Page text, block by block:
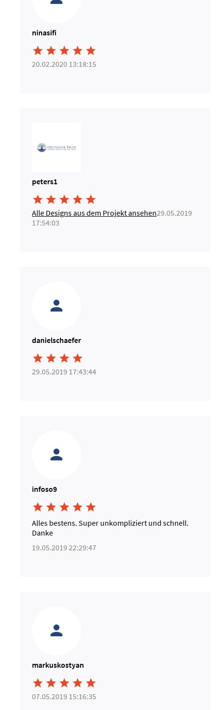
ninasifi
    
20.02.2020 13:18:15
peters1
    
Alle Designs aus dem Projekt ansehen29.05.2019
17:54:03
danielschaefer
   
29.05.2019 17:43:44
infoso9
    
Alles bestens. Super unkompliziert und schnell.
Danke
19.05.2019 22:29:47
markuskostyan
    
07.05.2019 15:16:35